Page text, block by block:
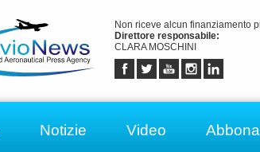
Non riceve alcun finanziamento
Direttore responsabile:
CLARA MOSCHINI
Notizie Video